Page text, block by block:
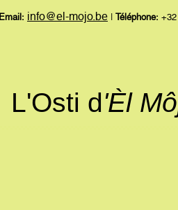
Email: info@el-mojo.be Téléphone:
L'Osti d'Èl